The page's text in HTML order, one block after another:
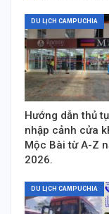
DU LỊCH CAMPUCHIA
Hướng dẫn thủ
nhập cảnh cửa
Mộc Bài từ A-Z
2026.
DU LỊCH CAMPUCHIA